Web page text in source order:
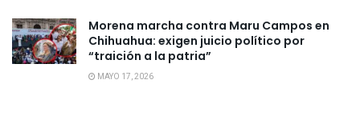
Morena marcha contra Maru Campos en
Chihuahua: exigen juicio político por
“traición a la patria”
MAYO 17, 2026